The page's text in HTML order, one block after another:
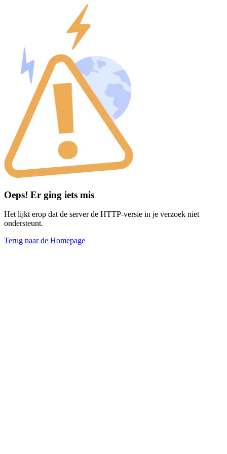
Oeps! Er ging iets mis
Het lijkt erop dat de server de HTTP-versie in je verzoek niet
ondersteunt.
Terug naar de Homepage